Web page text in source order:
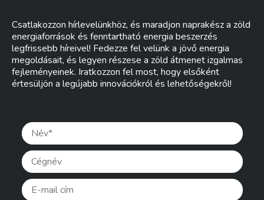
Csatlakozzon hírlevelünkhöz, és maradjon naprakész a zöld
energiaforrások és fenntartható energia beszerzés
legfrissebb híreivel! Fedezze fel velünk a jövő energia
megoldásait, és legyen részese a zöld átmenet izgalmas
fejleményeinek. Iratkozzon fel most, hogy elsőként
értesüljön a legújabb innovációkról és lehetőségekről!